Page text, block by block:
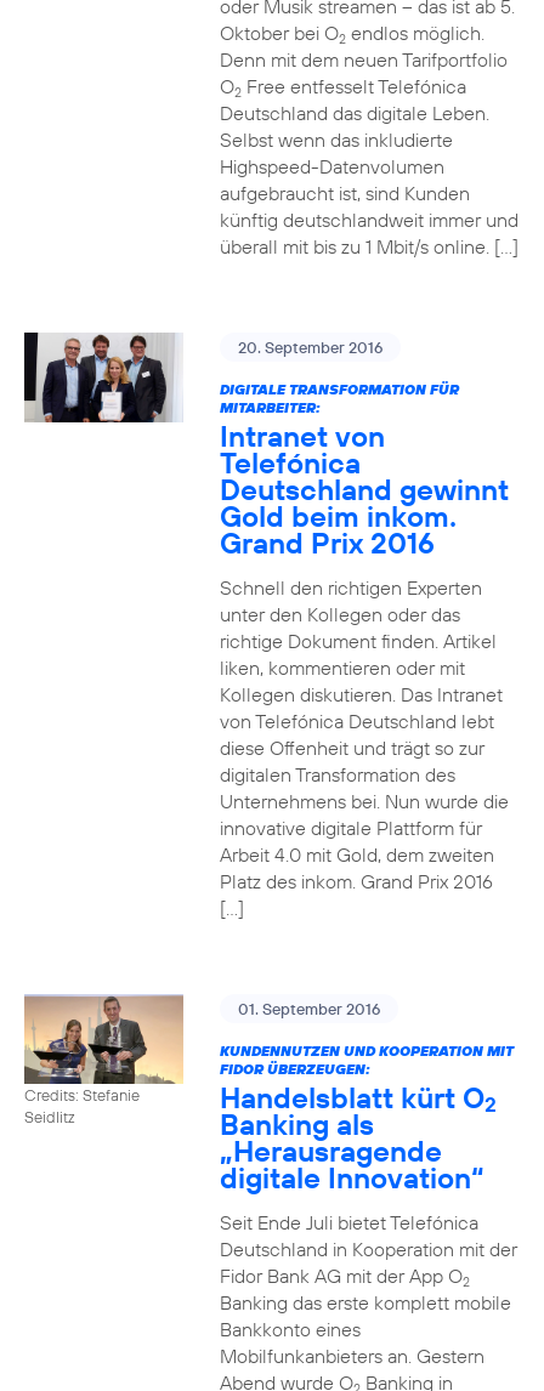
oder Musik streamen – das ist ab 5.
Oktober bei O2endlos möglich.
Denn mit dem neuen Tarifportfolio
O2Free entfesselt Telefónica
Deutschland das digitale Leben.
Selbst wenn das inkludierte
Highspeed-Datenvolumen
aufgebraucht ist, sind Kunden
künftig deutschlandweit immer und
überall mit bis zu 1 Mbit/s online. […]
20. September 2016
DIGITALE TRANSFORMATION FÜR
MITARBEITER:
Intranet von
Telefónica
Deutschland gewinnt
Gold beim inkom.
Grand Prix 2016
Schnell den richtigen Experten
unter den Kollegen oder das
richtige Dokument finden. Artikel
liken, kommentieren oder mit
Kollegen diskutieren. Das Intranet
von Telefónica Deutschland lebt
diese Offenheit und trägt so zur
digitalen Transformation des
Unternehmens bei. Nun wurde die
innovative digitale Plattform für
Arbeit 4.0 mit Gold, dem zweiten
Platz des inkom. Grand Prix 2016
[…]
Credits: Stefanie
Seidlitz
01. September 2016
KUNDENNUTZEN UND KOOPERATION MIT
FIDOR ÜBERZEUGEN:
Handelsblatt kürt O2
Banking als
„Herausragende
digitale Innovation“
Seit Ende Juli bietet Telefónica
Deutschland in Kooperation mit der
Fidor Bank AG mit der App O2
Banking das erste komplett mobile
Bankkonto eines
Mobilfunkanbieters an. Gestern
Abend wurde O Banking in